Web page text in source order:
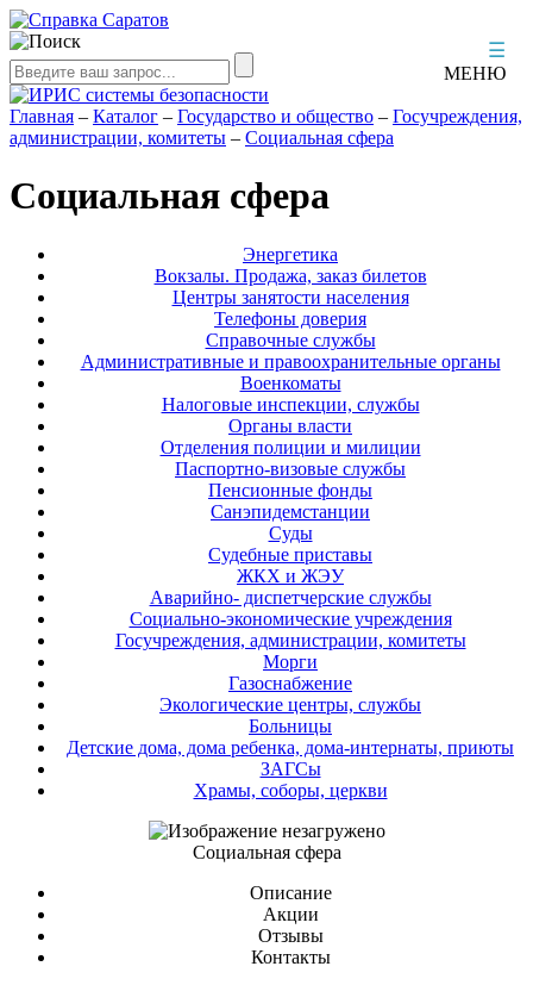
☰
МЕНЮ
Главная – Каталог – Государство и общество – Госучреждения,
администрации, комитеты – Социальная сфера
Социальная сфера
Энергетика
Вокзалы. Продажа, заказ билетов
Центры занятости населения
Телефоны доверия
Справочные службы
Административные и правоохранительные органы
Военкоматы
Налоговые инспекции, службы
Органы власти
Отделения полиции и милиции
Паспортно-визовые службы
Пенсионные фонды
Санэпидемстанции
Суды
Судебные приставы
ЖКХ и ЖЭУ
Аварийно- диспетчерские службы
Социально-экономические учреждения
Госучреждения, администрации, комитеты
Морги
Газоснабжение
Экологические центры, службы
Больницы
Детские дома, дома ребенка, дома-интернаты, приюты
ЗАГСы
Храмы, соборы, церкви
Социальная сфера
Описание
Акции
Отзывы
Контакты